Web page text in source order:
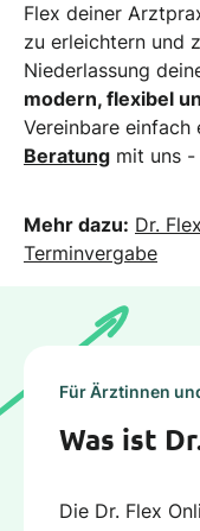
Flex deiner
zu erleichtern und
Niederlassung
modern, flexibel
Vereinbare einfach
Beratung mit uns
Mehr dazu: Dr.
Terminvergabe
Für Ärztinnen
Was ist
Die Dr. Flex